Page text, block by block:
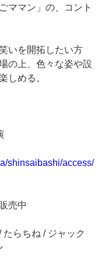
ママン」の、コント
いを開拓したい方
の上、色々な姿や設
しめる。
shinsaibashi/access/
中
らちね / ジャック